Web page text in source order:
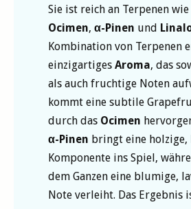
Sie ist reich an Terpenen wie
Ocimen, α-Pinen und
Kombination von Terpenen
einzigartiges Aroma, das
als auch fruchtige Noten
kommt eine subtile
durch das Ocimen
α-Pinen bringt eine
Komponente ins Spiel,
dem Ganzen eine blumige,
Note verleiht. Das Ergebnis